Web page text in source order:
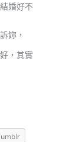
婚好不
妳，
，其實